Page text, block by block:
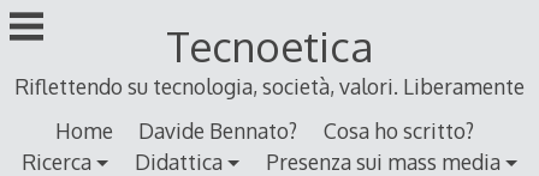
Skip
to
Tecnoetica
Riflettendo su tecnologia, società, valori. Liberamente
Home
Davide Bennato?
Cosa ho scritto?
Ricerca
Didattica
Presenza sui mass media